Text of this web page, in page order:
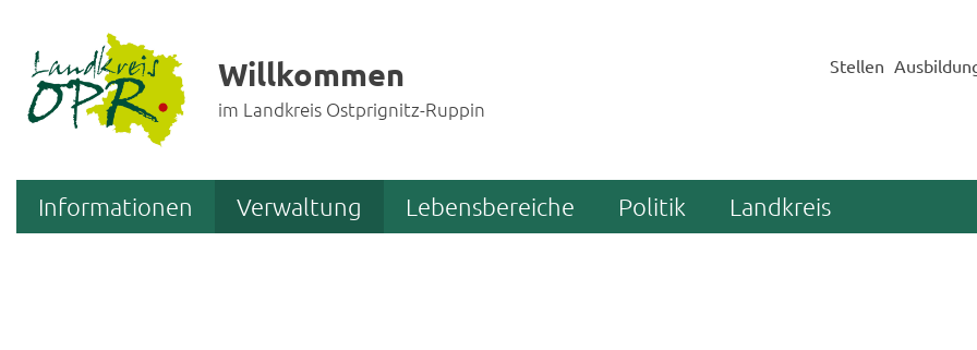
Willkommen
im Landkreis Ostprignitz-Ruppin
Stellen
Informationen Verwaltung Lebensbereiche Politik Landkreis